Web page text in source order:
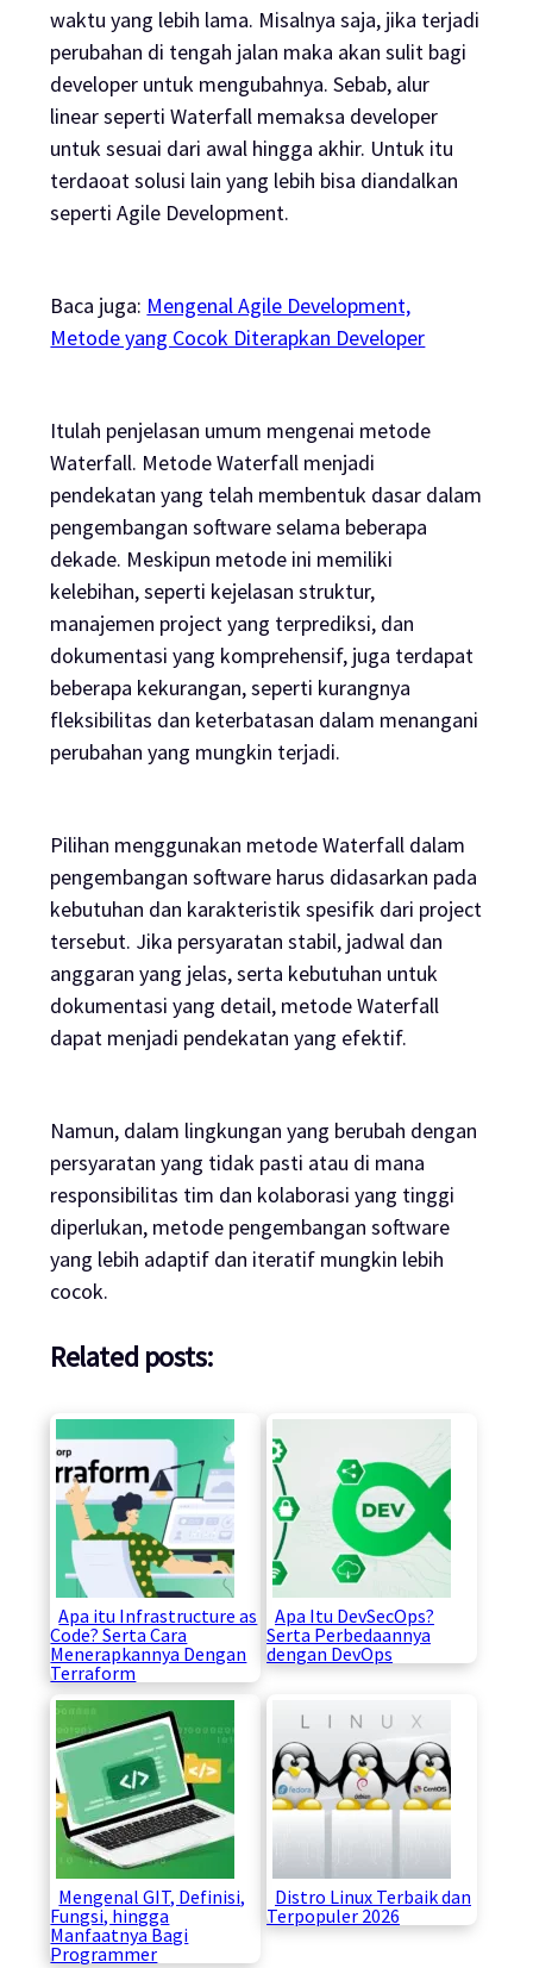
waktu yang lebih lama. Misalnya saja, jika terjadi
perubahan di tengah jalan maka akan sulit bagi
developer untuk mengubahnya. Sebab, alur
linear seperti Waterfall memaksa developer
untuk sesuai dari awal hingga akhir. Untuk itu
terdaoat solusi lain yang lebih bisa diandalkan
seperti Agile Development.
Baca juga: Mengenal Agile Development,
Metode yang Cocok Diterapkan Developer
Itulah penjelasan umum mengenai metode
Waterfall. Metode Waterfall menjadi
pendekatan yang telah membentuk dasar dalam
pengembangansoftwareselama beberapa
dekade. Meskipun metode ini memiliki
kelebihan, seperti kejelasan struktur,
manajemen projectyang terprediksi, dan
dokumentasi yang komprehensif, juga terdapat
beberapa kekurangan, seperti kurangnya
fleksibilitas dan keterbatasan dalam menangani
perubahan yang mungkin terjadi.
Pilihan menggunakan metode Waterfall dalam
pengembangansoftware harus didasarkan pada
kebutuhan dan karakteristik spesifik dari project
tersebut. Jika persyaratan stabil, jadwal dan
anggaran yang jelas, serta kebutuhan untuk
dokumentasi yang detail, metode Waterfall
dapat menjadi pendekatan yang efektif.
Namun, dalam lingkungan yang berubah dengan
persyaratan yang tidak pasti atau di mana
responsibilitas tim dan kolaborasi yang tinggi
diperlukan, metode pengembangansoftware
yang lebih adaptif dan iteratif mungkin lebih
cocok.
Related posts:
Apa itu Infrastructure as
Code? Serta Cara
Menerapkannya Dengan
Terraform
Apa Itu DevSecOps?
Serta Perbedaannya
dengan DevOps
Mengenal GIT, Definisi,
Fungsi, hingga
Manfaatnya Bagi
Programmer
Distro Linux Terbaik dan
Terpopuler 2026